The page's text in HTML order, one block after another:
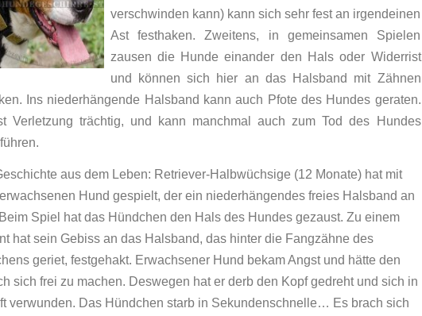
verschwinden kann) kann sich sehr fest an irgendeinen
Ast festhaken. Zweitens, in gemeinsamen Spielen
zausen die Hunde einander den Hals oder Widerrist
und können sich hier an das Halsband mit Zähnen
Ins niederhängende Halsband kann auch Pfote des Hundes geraten.
Verletzung trächtig, und kann manchmal auch zum Tod des Hundes
aus dem Leben: Retriever-Halbwüchsige (12 Monate) hat mit
Hund gespielt, der ein niederhängendes freies Halsband an
Spiel hat das Hündchen den Hals des Hundes gezaust. Zu einem
hat sein Gebiss an das Halsband, das hinter die Fangzähne des
geriet, festgehakt. Erwachsener Hund bekam Angst und hätte den
sich frei zu machen. Deswegen hat er derb den Kopf gedreht und sich in
verwunden. Das Hündchen starb in Sekundenschnelle… Es brach sich